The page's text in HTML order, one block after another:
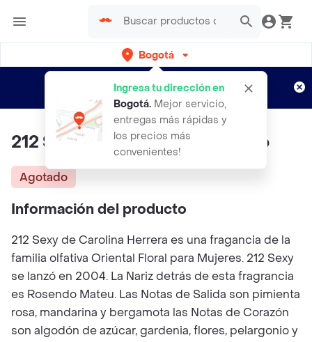
Bogotá
Ingresa tu dirección en
Bogotá. Mejor servicio,
entregas más rápidas y
los precios más
convenientes!
envíos gratis por semanas
Aplican TyC
212 Sexy Ch-perfume Inspirado
Agotado
Información del producto
212 Sexy de Carolina Herrera es una fragancia de la
familia olfativa Oriental Floral para Mujeres. 212 Sexy
se lanzó en 2004. La Nariz detrás de esta fragrancia
es Rosendo Mateu. Las Notas de Salida son pimienta
rosa, mandarina y bergamota las Notas de Corazón
son algodón de azúcar, gardenia, flores, pelargonio y